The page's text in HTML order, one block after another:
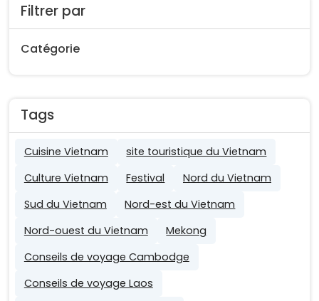
Filtrer par
Catégorie
Tags
Cuisine Vietnam
site touristique du Vietnam
Culture Vietnam
Festival
Nord du Vietnam
Sud du Vietnam
Nord-est du Vietnam
Nord-ouest du Vietnam
Mekong
Conseils de voyage Cambodge
Conseils de voyage Laos